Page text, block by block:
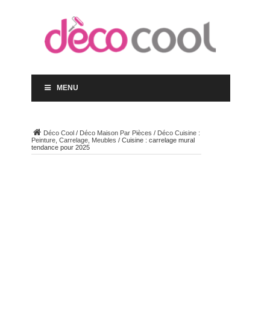
MENU
Déco Cool/ Déco Maison Par Pièces / Déco Cuisine :
Peinture, Carrelage, Meubles / Cuisine : carrelage mural
tendance pour 2025